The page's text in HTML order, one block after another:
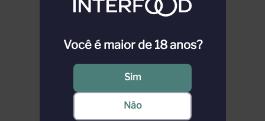
Você é maior de 18 anos?
Sim
Não